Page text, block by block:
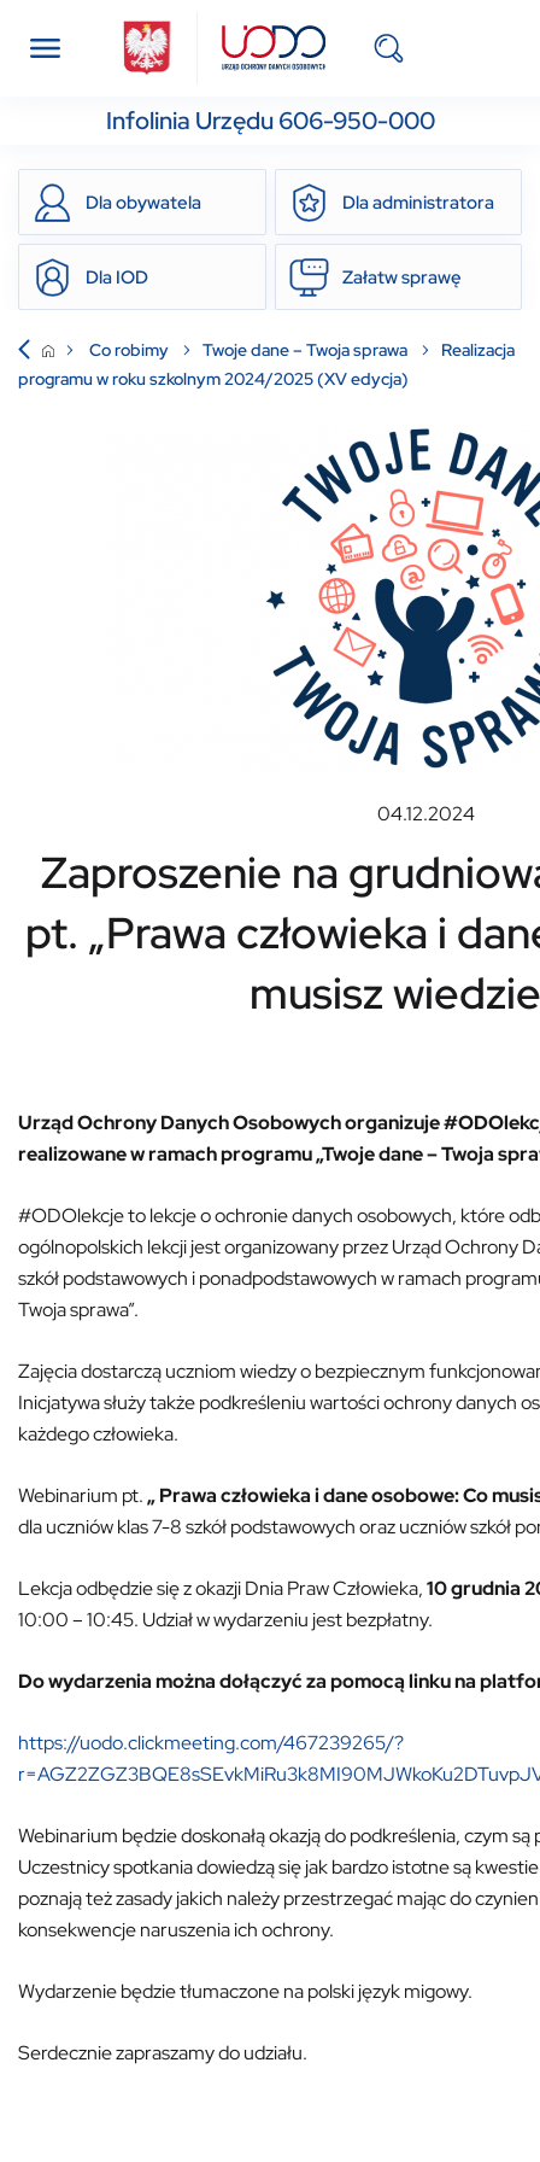
Infolinia Urzędu 606-950-000
Dla obywatela Dla administratora
Dla IOD Załatw sprawę
Co robimy Twoje dane – Twoja sprawa
Realizacja
programu w roku szkolnym 2024/2025 (XV edycja)
04.12.2024
Zaproszenie na
pt. „Prawa człowieka i
musisz
Urząd Ochrony Danych Osobowych organizuje
realizowane w ramach programu „Twoje dane – Twoja
#ODOlekcje to lekcje o ochronie danych osobowych, które
ogólnopolskich lekcji jest organizowany przez Urząd Ochrony
szkół podstawowych i ponadpodstawowych w ramach
Twoja sprawa”.
Zajęcia dostarczą uczniom wiedzy o bezpiecznym
Inicjatywa służy także podkreśleniu wartości ochrony danych
każdego człowieka.
Webinarium pt.„ Prawa człowieka i dane osobowe: Co
dla uczniów klas 7-8 szkół podstawowych oraz uczniów szkół
Lekcja odbędzie się z okazji Dnia Praw Człowieka,10 grudnia
10:00 – 10:45. Udział w wydarzeniu jest bezpłatny.
Do wydarzenia można dołączyć za pomocą linku na
https://uodo.clickmeeting.com/467239265/?
Webinarium będzie doskonałą okazją do podkreślenia, czym są
Uczestnicy spotkania dowiedzą się jak bardzo istotne są
poznają też zasady jakich należy przestrzegać mając do
konsekwencje naruszenia ich ochrony.
Wydarzenie będzie tłumaczone na polski język migowy.
Serdecznie zapraszamy do udziału.